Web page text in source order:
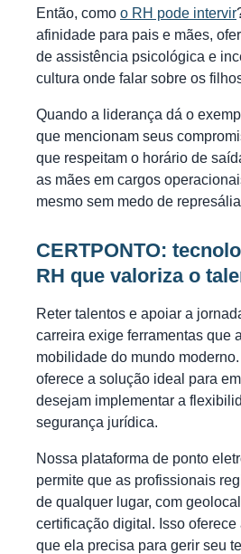
Então, como o RH pode intervir
afinidade para pais e mães,
de assistência psicológica e
cultura onde falar sobre os
Quando a liderança dá o
que mencionam seus
que respeitam o horário de
as mães em cargos
mesmo sem medo de
CERTPONTO:
RH que valoriza o
Reter talentos e apoiar a
carreira exige ferramentas que
mobilidade do mundo
oferece a solução ideal para
desejam implementar a
segurança jurídica.
Nossa plataforma de ponto
permite que as profissionais
de qualquer lugar, com
certificação digital. Isso
que ela precisa para gerir seu